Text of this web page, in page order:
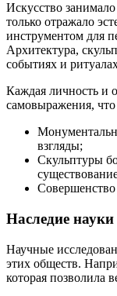
Искусство
только отражало
инструментом для
Архитектура,
событиях и
Каждая личность и
самовыражения,
взгляды;
Скульптуры
Наследие
Научные
этих обществ.
которая позволила